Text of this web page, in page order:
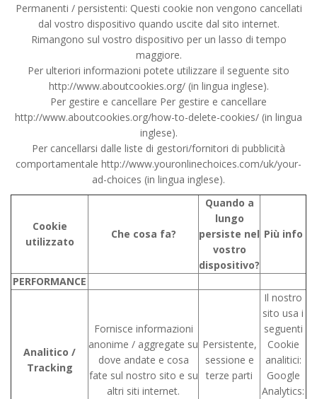
Permanenti / persistenti: Questi cookie non vengono cancellati
dal vostro dispositivo quando uscite dal sito internet.
Rimangono sul vostro dispositivo per un lasso di tempo
maggiore.
Per ulteriori informazioni potete utilizzare il seguente sito
http://www.aboutcookies.org/ (in lingua inglese).
Per gestire e cancellare Per gestire e cancellare
http://www.aboutcookies.org/how-to-delete-cookies/ (in lingua
inglese).
Per cancellarsi dalle liste di gestori/fornitori di pubblicità
comportamentale http://www.youronlinechoices.com/uk/your-
ad-choices (in lingua inglese).
Cookie
utilizzato
Che cosa fa?
Quando a
lungo
persiste nel
vostro
dispositivo?
Più info
PERFORMANCE
Analitico /
Tracking
Fornisce informazioni
anonime / aggregate su
dove andate e cosa
fate sul nostro sito e su
altri siti internet.
Persistente,
sessione e
terze parti
Il nostro
sito usa i
seguenti
Cookie
analitici:
Google
Analytics: